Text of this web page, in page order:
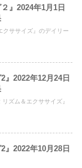
』2024年1月1日
ササイズ』のデイリー
』2022年12月24日
ズム＆エクササイズ』
』2022年10月28日